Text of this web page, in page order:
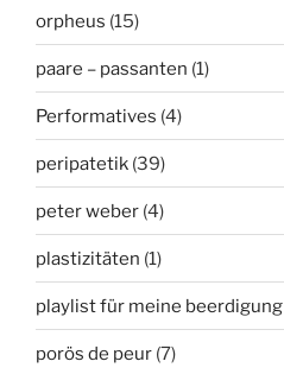
orpheus (15)
paare – passanten (1)
Performatives (4)
peripatetik (39)
peter weber (4)
plastizitäten (1)
playlist für meine beerdigung
porös de peur (7)